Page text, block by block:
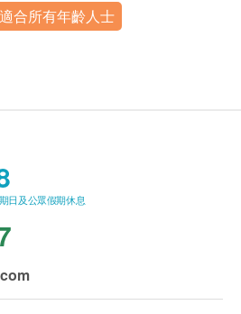
9771 / (荃灣) 3101 4866 查
報告講解時間會因應不同情況
需時間或客人指明特定時段) 而
解報告，請先致電中心預約，客
取報告：
親身往毅力綜合醫護體檢中心
心醫生或註冊護士親自講解報
東角中心(舊翼)1903室
適合所有年齡人士
日及公眾假期休息